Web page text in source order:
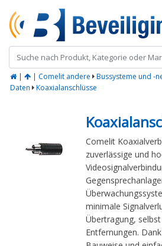
| | Comelit andere Bussysteme und -
Daten
Koaxialanschlüsse
Comelit
zuverlässige und
minimale
Übertragung,
Entfernungen.